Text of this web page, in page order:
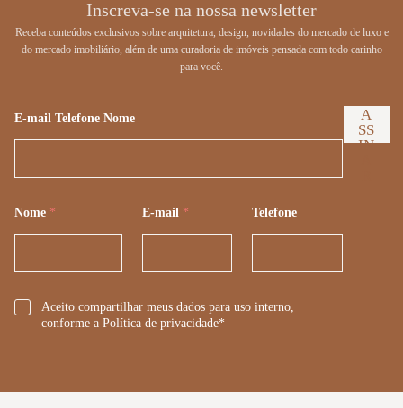
Inscreva-se na nossa newsletter
Receba conteúdos exclusivos sobre arquitetura, design, novidades do mercado de luxo e
do mercado imobiliário, além de uma curadoria de imóveis pensada com todo carinho
para você.
E-mail Telefone Nome
Nome * E-mail * Telefone
*
Aceito compartilhar meus dados para uso interno,
conforme a Política de privacidade*
A
SS
IN